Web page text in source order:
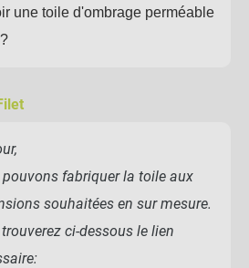
une toile d'ombrage perméable
fabriquer la toile aux
souhaitées en sur mesure.
ci-dessous le lien